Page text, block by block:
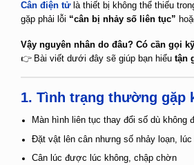
Cân điện tửlà thiết bị không thể thiếu
gặp phải lỗi “cân bị nhảy số liên tục”
Vậy nguyên nhân do đâu? Có cần gọi
👉 Bài viết dưới đây sẽ giúp bạn hiểu tận
1. Tình trạng thường gặp
Màn hình liên tục thay đổi số dù không
Đặt vật lên cân nhưng số nhảy loạn, lúc
Cân lúc được lúc không, chập chờn